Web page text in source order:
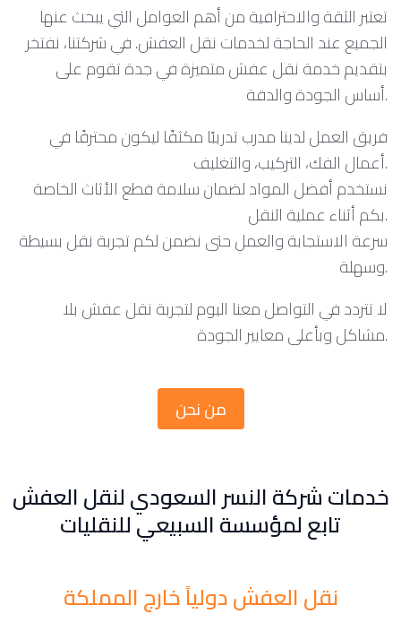
تعتبر الثقة والاحترافية من أهم العوامل التي يبحث عنها
الجميع عند الحاجة لخدمات نقل العفش. في شركتنا، نفتخر
بتقديم خدمة نقل عفش متميزة في جدة تقوم على
أساس الجودة والدقة.
أعمال الفك، التركيب، والتغليف.
نستخدم أفضل المواد لضمان سلامة قطع الأثاث الخاصة
بكم أثناء عملية النقل.
سرعة الاستجابة والعمل حتى نضمن لكم تجربة نقل بسيطة
وسهلة.
لا تتردد في التواصل معنا اليوم لتجربة نقل عفش بلا
مشاكل وبأعلى معايير الجودة.
من نحن
خدمات شركة النسر السعودي لنقل العفش
تابع لمؤسسة السبيعي للنقليات
نقل العفش دولياً خارج المملكة